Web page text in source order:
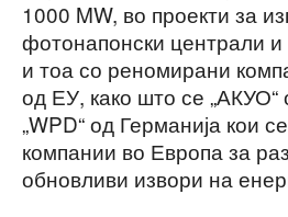
1000 MW, во проекти за
фотонапонски централи
и тоа со реномирани
од ЕУ, како што се „АКУО“
„WPD“ од Германија кои
компании во Европа за
обновливи извори на